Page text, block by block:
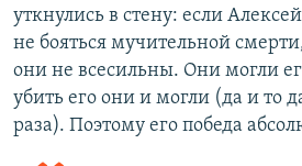
уткнулись в стену: если
не бояться мучительной
они не всесильны. Они могли
убить его они и могли (да и то
раза). Поэтому его победа